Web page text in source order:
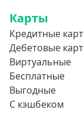
Карты
Кредитные
Дебетовые
Виртуальные
Бесплатные
Выгодные
С кэшбеком